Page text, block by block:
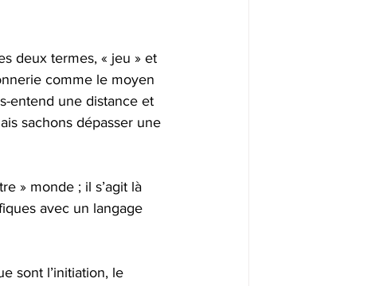
deux termes, « jeu » et
comme le moyen
entend une distance et
sachons dépasser une
» monde ; il s’agit là
avec un langage
sont l’initiation, le